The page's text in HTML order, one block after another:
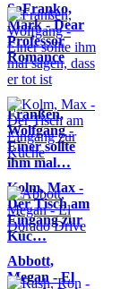
SaFranko,
Mark - Dear
Professor
Romance
Franßen,
Wolfgang -
Einer sollte
ihm mal…
Kolm, Max -
Der Tisch am
Eingang zur
Küc…
Abbott,
Megan - El